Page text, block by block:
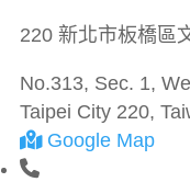
220 新北市板橋區
No.313, Sec. 1,
Taipei City 220,
Google Map